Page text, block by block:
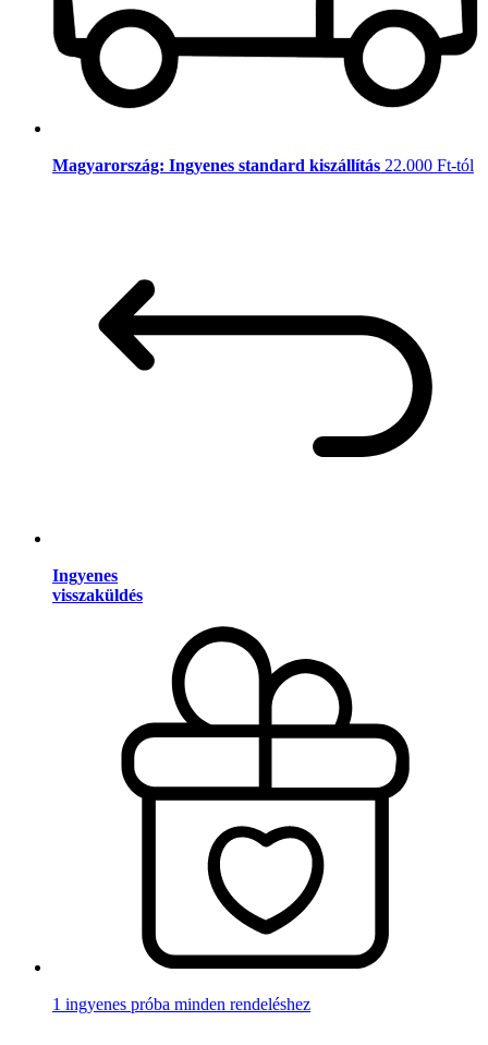
Magyarország: Ingyenes standard kiszállítás 22.000 Ft-tól
Ingyenes
visszaküldés
1 ingyenes próba minden rendeléshez